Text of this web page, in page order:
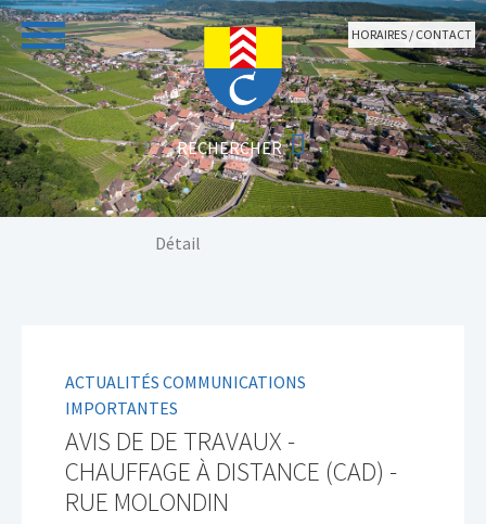
Aller au contenu principal
HORAIRES / CONTACT
Détail
ACTUALITÉS COMMUNICATIONS
IMPORTANTES
AVIS DE DE TRAVAUX -
CHAUFFAGE À DISTANCE (CAD) -
RUE MOLONDIN